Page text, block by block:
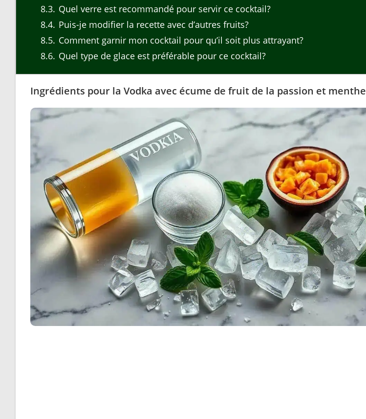
8.3 Quel verre est recommandé pour servir ce cocktail?
8.4 Puis-je modifier la recette avec d’autres fruits?
8.5 Comment garnir mon cocktail pour qu’il soit plus attrayant?
8.6 Quel type de glace est préférable pour ce cocktail?
Ingrédients pour la Vodka avec écume de fruit de la passion et menthe